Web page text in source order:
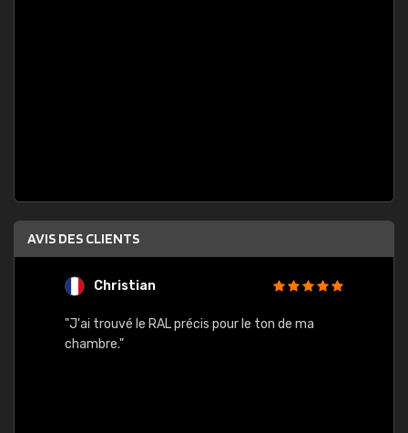
AVIS DES CLIENTS
Christian
"J'ai trouvé le RAL précis pour le ton de ma
chambre."